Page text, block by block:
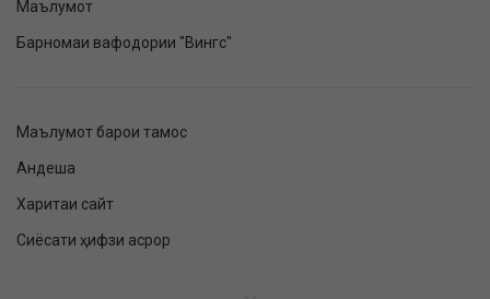
Маълумот
Барномаи вафодории "Вингс"
Маълумот барои тамос
Андеша
Харитаи сайт
Сиёсати ҳифзи асрор